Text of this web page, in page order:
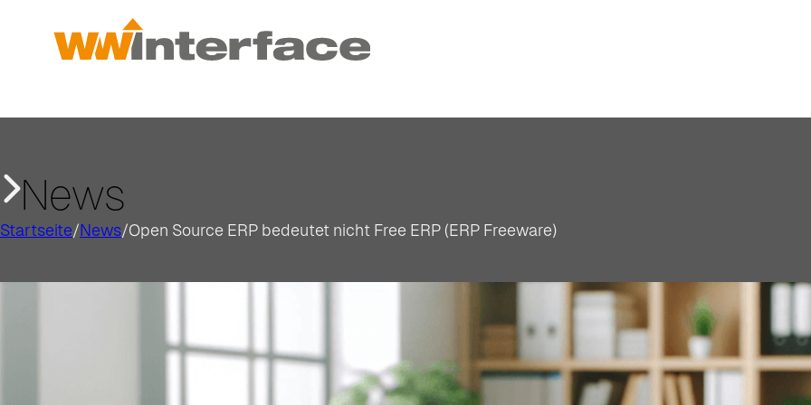
News
Startseite/News/Open Source ERP bedeutet nicht Free ERP (ERP Freeware)